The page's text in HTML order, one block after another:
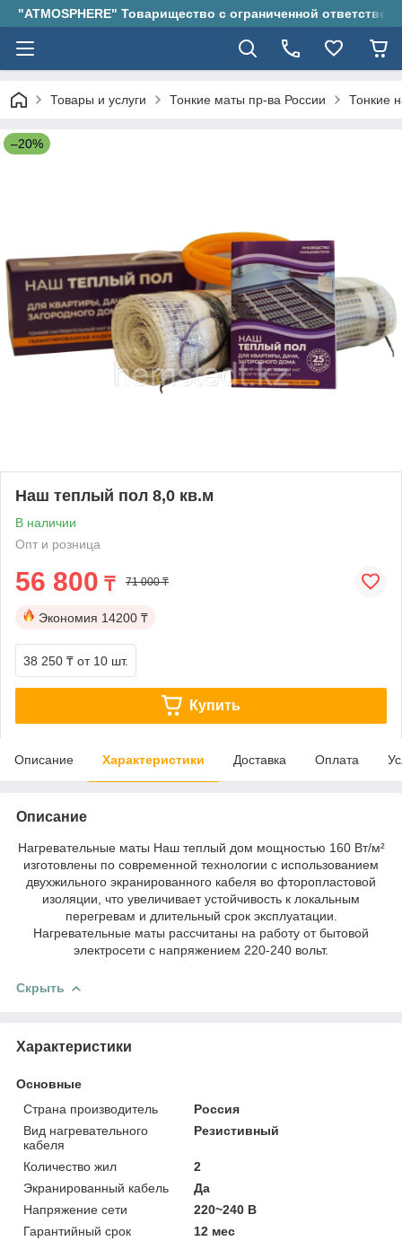
"ATMOSPHERE" Товарищество с ограниченной
Товары и услуги Тонкие маты пр-ва России Тонкие
–20%
Наш теплый пол 8,0 кв.м
В наличии
Опт и розница
56 800 ₸ 71 000 ₸
Экономия 14200 ₸
38 250 ₸ от 10 шт.
Купить
Описание Характеристики Доставка Оплата
Описание
Нагревательные маты Наш теплый дом мощностью 160 Вт/м²
изготовлены по современной технологии с использованием
двухжильного экранированного кабеля во фторопластовой
изоляции, что увеличивает устойчивость к локальным
перегревам и длительный срок эксплуатации.
Нагревательные маты рассчитаны на работу от бытовой
электросети с напряжением 220-240 вольт.
Скрыть
Характеристики
Основные
Страна производитель
Россия
Вид нагревательного
кабеля
Резистивный
Количество жил
2
Экранированный кабель
Да
Напряжение сети
220~240 В
Гарантийный срок
12 мес